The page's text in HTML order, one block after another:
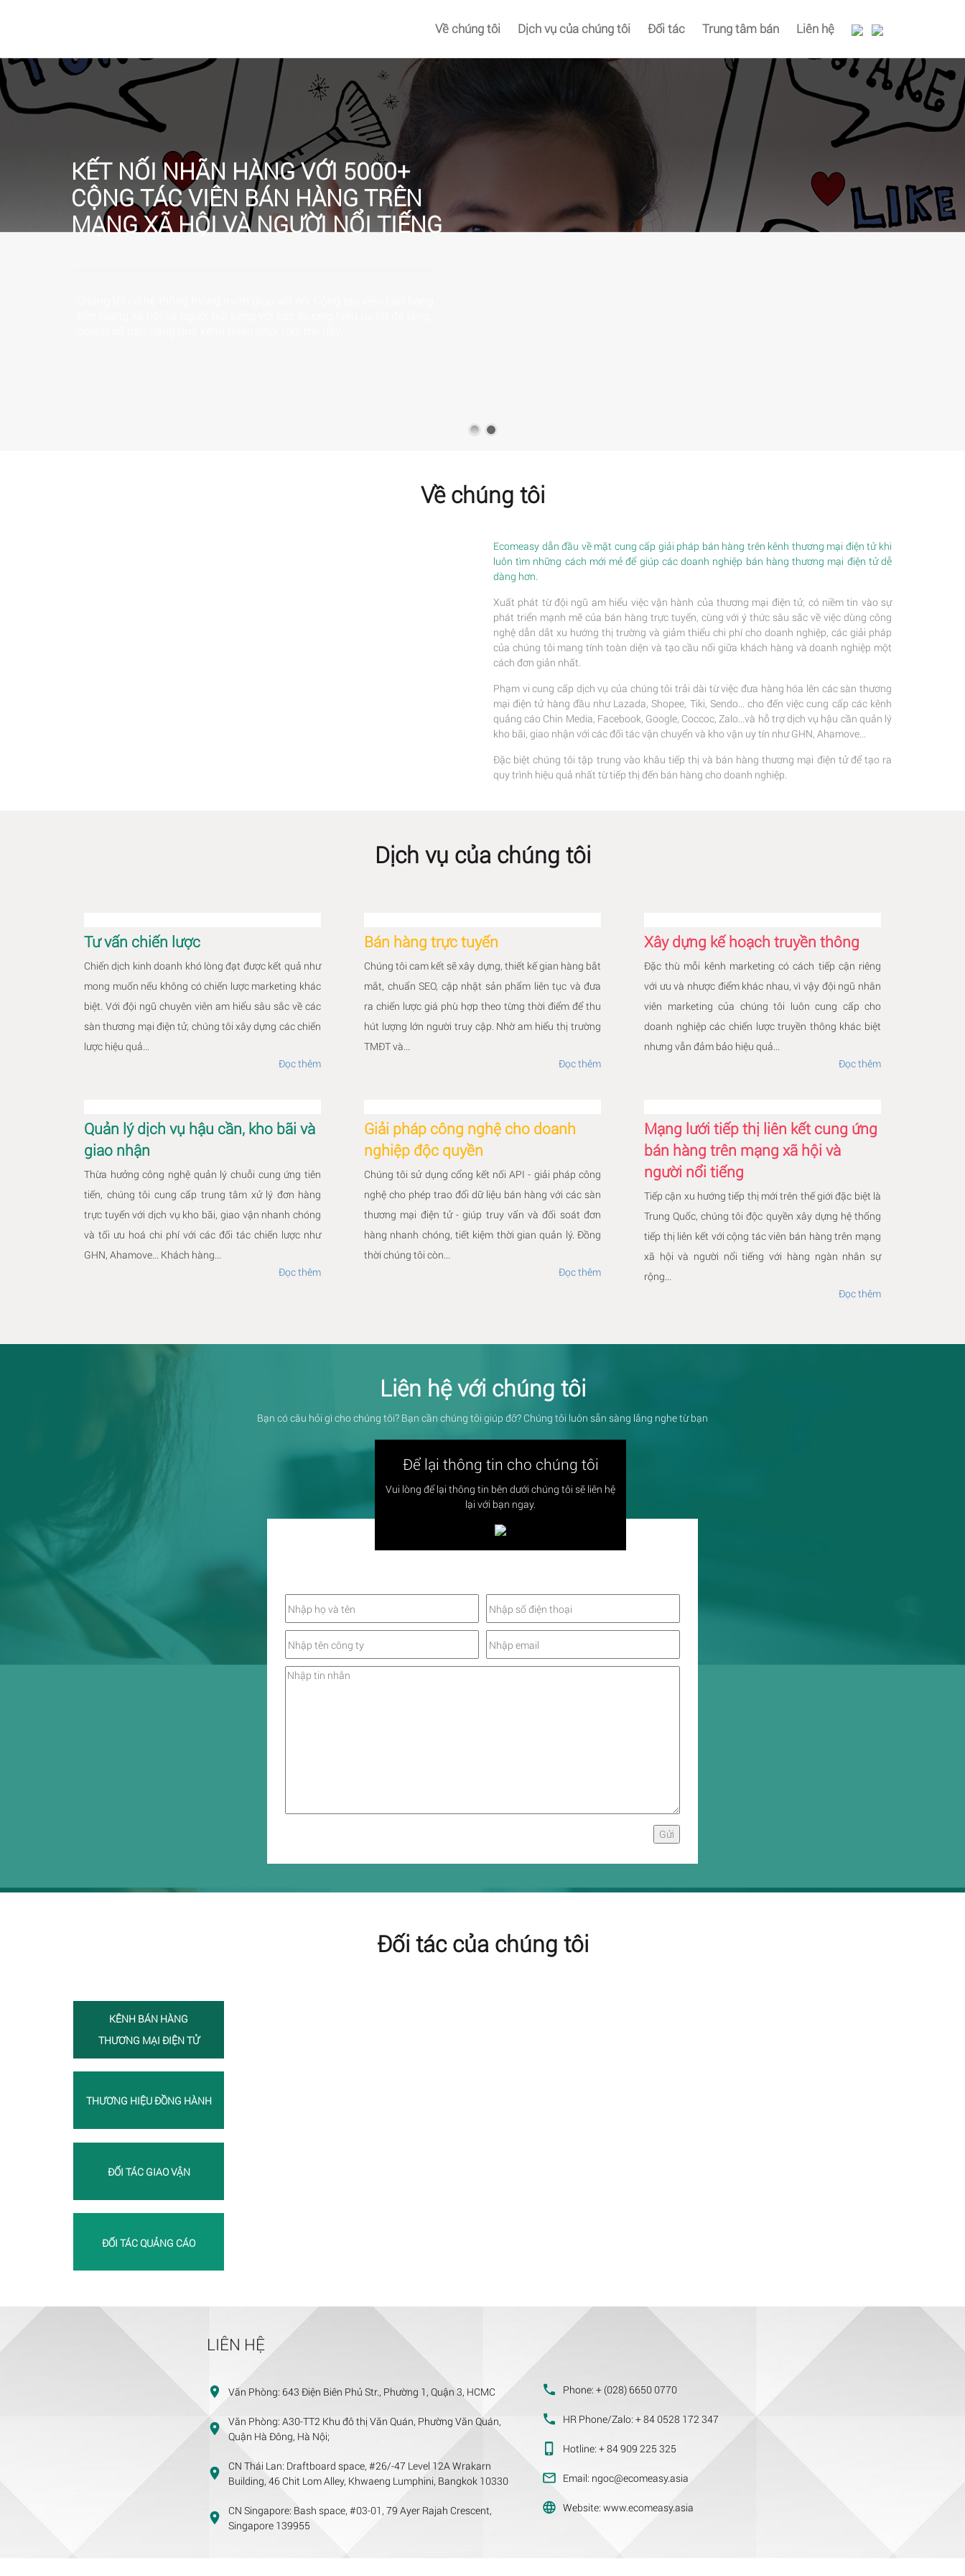
Về chúng tôi Dịch vụ của chúng tôi Đối tác Trung tâm bán Liên hệ
Về chúng tôi
Ecomeasy dẫn đầu về mặt cung cấp giải pháp bán hàng trên kênh thương mại điện tử khi
luôn tìm những cách mới mẻ để giúp các doanh nghiệp bán hàng thương mại điện tử dễ
dàng hơn.
Xuất phát từ đội ngũ am hiểu việc vận hành của thương mại điện tử, có niềm tin vào sự
phát triển mạnh mẽ của bán hàng trực tuyến, cùng với ý thức sâu sắc về việc dùng công
nghệ dẫn dắt xu hướng thị trường và giảm thiểu chi phí cho doanh nghiệp, các giải pháp
của chúng tôi mang tính toàn diện và tạo cầu nối giữa khách hàng và doanh nghiệp một
cách đơn giản nhất.
Phạm vi cung cấp dịch vụ của chúng tôi trải dài từ việc đưa hàng hóa lên các sàn thương
mại điện tử hàng đầu như Lazada, Shopee, Tiki, Sendo... cho đến việc cung cấp các kênh
quảng cáo Chin Media, Facebook, Google, Coccoc, Zalo...và hỗ trợ dịch vụ hậu cần quản lý
kho bãi, giao nhận với các đối tác vận chuyển và kho vận uy tín như GHN, Ahamove...
Đặc biệt chúng tôi tập trung vào khâu tiếp thị và bán hàng thương mại điện tử để tạo ra
quy trình hiệu quả nhất từ tiếp thị đến bán hàng cho doanh nghiệp.
Dịch vụ của chúng tôi
Tư vấn chiến lược
Chiến dịch kinh doanh khó lòng đạt được kết quả như
mong muốn nếu không có chiến lược marketing khác
biệt. Với đội ngũ chuyên viên am hiểu sâu sắc về các
sàn thương mại điện tử, chúng tôi xây dựng các chiến
lược hiệu quả...
Đọc thêm
Bán hàng trực tuyến
Chúng tôi cam kết sẽ xây dựng, thiết kế gian hàng bắt
mắt, chuẩn SEO, cập nhật sản phẩm liên tục và đưa
ra chiến lược giá phù hợp theo từng thời điểm để thu
hút lượng lớn người truy cập. Nhờ am hiểu thị trường
TMĐT và...
Đọc thêm
Xây dựng kế hoạch truyền thông
Đặc thù mỗi kênh marketing có cách tiếp cận riêng
với ưu và nhược điểm khác nhau, vì vậy đội ngũ nhân
viên marketing của chúng tôi luôn cung cấp cho
doanh nghiệp các chiến lược truyền thông khác biệt
nhưng vẫn đảm bảo hiệu quả...
Đọc thêm
Quản lý dịch vụ hậu cần, kho bãi và
giao nhận
Thừa hưởng công nghệ quản lý chuỗi cung ứng tiên
tiến, chúng tôi cung cấp trung tâm xử lý đơn hàng
trực tuyến với dịch vụ kho bãi, giao vận nhanh chóng
và tối ưu hoá chi phí với các đối tác chiến lược như
GHN, Ahamove... Khách hàng...
Đọc thêm
Giải pháp công nghệ cho doanh
nghiệp độc quyền
Chúng tôi sử dụng cổng kết nối API - giải pháp công
nghệ cho phép trao đổi dữ liệu bán hàng với các sàn
thương mại điện tử - giúp truy vấn và đối soát đơn
hàng nhanh chóng, tiết kiệm thời gian quản lý. Đồng
thời chúng tôi còn...
Đọc thêm
Mạng lưới tiếp thị liên kết cung ứng
bán hàng trên mạng xã hội và
người nổi tiếng
Tiếp cận xu hướng tiếp thị mới trên thế giới đặc biệt là
Trung Quốc, chúng tôi độc quyền xây dựng hệ thống
tiếp thị liên kết với cộng tác viên bán hàng trên mạng
xã hội và người nổi tiếng với hàng ngàn nhân sự
rộng...
Đọc thêm
Liên hệ với chúng tôi
Bạn có câu hỏi gì cho chúng tôi? Bạn cần chúng tôi giúp đỡ? Chúng tôi luôn sẵn sàng lắng nghe từ bạn
Để lại thông tin cho chúng tôi
Vui lòng để lại thông tin bên dưới chúng tôi sẽ liên hệ
lại với bạn ngay.
Đối tác của chúng tôi
KÊNH BÁN HÀNG
THƯƠNG MẠI ĐIỆN TỬ
THƯƠNG HIỆU ĐỒNG HÀNH
ĐỐI TÁC GIAO VẬN
ĐỐI TÁC QUẢNG CÁO
LIÊN HỆ
Văn Phòng: 643 Điện Biên Phủ Str., Phường 1, Quận 3, HCMC
Văn Phòng: A30-TT2 Khu đô thị Văn Quán, Phường Văn Quán,
Quận Hà Đông, Hà Nội;
CN Thái Lan: Draftboard space, #26/-47 Level 12A Wrakarn
Building, 46 Chit Lom Alley, Khwaeng Lumphini, Bangkok 10330
CN Singapore: Bash space, #03-01, 79 Ayer Rajah Crescent,
Singapore 139955
Phone: + (028) 6650 0770
HR Phone/Zalo: + 84 0528 172 347
Hotline: + 84 909 225 325
Email: ngoc@ecomeasy.asia
Website: www.ecomeasy.asia